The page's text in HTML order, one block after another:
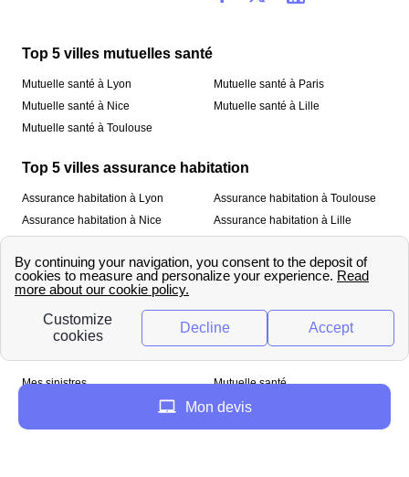
Top 5 villes mutuelles santé
Mutuelle santé à Lyon
Mutuelle santé à Nice
Mutuelle santé à Toulouse
Mutuelle santé à Paris
Mutuelle santé à Lille
Top 5 villes assurance habitation
Assurance habitation à Lyon
Assurance habitation à Nice
Assurance habitation à Toulouse
Assurance habitation à Lille
À propos
Qui sommes-nous ? Mentions légales
Mes sinistres
Mutuelle santé
Mon devis